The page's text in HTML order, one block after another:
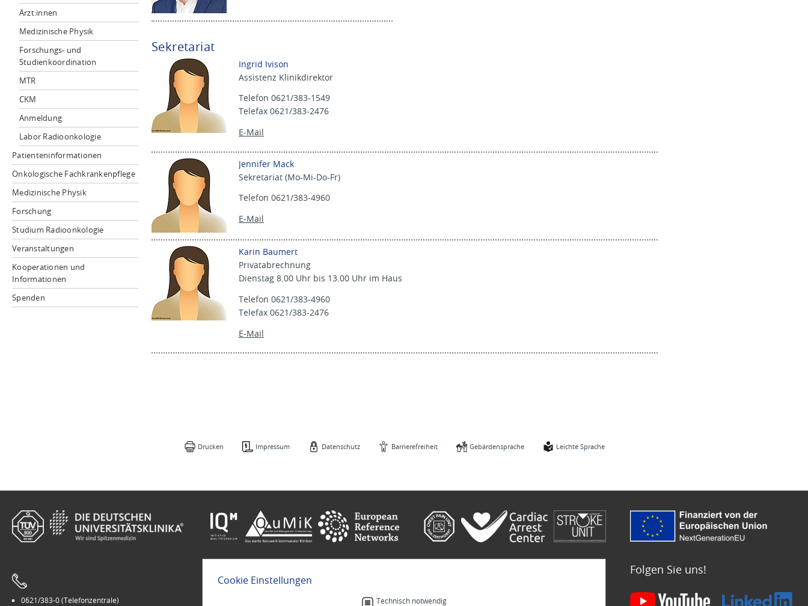
Ärzt:innen
Medizinische Physik
Forschungs- und
Studienkoordination
MTR
CKM
Anmeldung
Labor Radioonkologie
Patienteninformationen
Onkologische Fachkrankenpflege
Medizinische Physik
Forschung
Studium Radioonkologie
Veranstaltungen
Kooperationen und
Informationen
Spenden
Sekretariat
Ingrid Ivison
Assistenz Klinikdirektor
Telefon 0621/383-1549
Telefax 0621/383-2476
E-Mail
Jennifer Mack
Sekretariat (Mo-Mi-Do-Fr)
Telefon 0621/383-4960
E-Mail
Karin Baumert
Privatabrechnung
Dienstag 8.00 Uhr bis 13.00 Uhr im Haus
Telefon 0621/383-4960
Telefax 0621/383-2476
E-Mail
Drucken Impressum Datenschutz Barrierefreiheit Gebärdensprache Leichte Sprache
0621/383-0 (Telefonzentrale) Gebärdensprache
Folgen Sie uns!
Cookie Einstellungen
Technisch notwendig